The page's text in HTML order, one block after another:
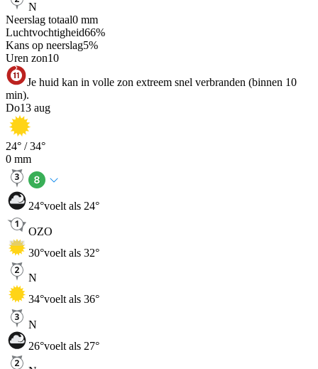
N
Neerslag totaal0 mm
Luchtvochtigheid66%
Kans op neerslag5%
Uren zon10
Je huid kan in volle zon extreem snel verbranden (binnen 10
min).
Do13 aug
24° /34°
0 mm
24°voelt als 24°
OZO
30°voelt als 32°
N
34°voelt als 36°
N
26°voelt als 27°